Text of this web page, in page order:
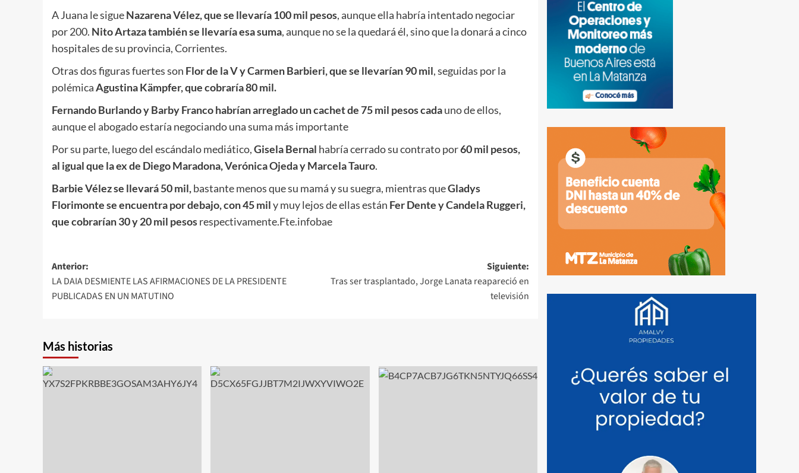
A Juana le sigueNazarena Vélez, que se llevaría 100 mil pesos, aunque ella habría intentado negociar
por 200. Nito Artazatambién se llevaría esa suma, aunque no se la quedará él, sino que la donará a cinco
hospitales de su provincia, Corrientes.
Otras dos figuras fuertes son Flor de la V y Carmen Barbieri, que se llevarían 90 mil, seguidas por la
polémicaAgustina Kämpfer, que cobraría 80 mil.
Fernando Burlando y Barby Franco habrían arreglado un cachet de 75 mil pesos cadauno de ellos,
aunque el abogado estaría negociando una suma más importante
Por su parte, luego del escándalo mediático,Gisela Bernal habría cerrado su contrato por60 mil pesos,
al igual que la ex de Diego Maradona, Verónica Ojeda y Marcela Tauro.
Barbie Vélez se llevará 50 mil,bastante menos que su mamá y su suegra, mientras queGladys
Florimonte se encuentra por debajo, con 45 mily muy lejos de ellas están Fer Dente y Candela Ruggeri,
que cobrarían 30 y 20 mil pesosrespectivamente.Fte.infobae
Navegación
de
Anterior:
LA DAIA DESMIENTE LAS AFIRMACIONES DE LA PRESIDENTE
PUBLICADAS EN UN MATUTINO
Siguiente:
Tras ser trasplantado, Jorge Lanata reapareció en
televisión
Más historias